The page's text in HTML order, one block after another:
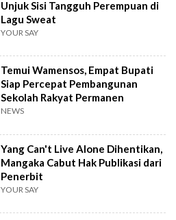
Unjuk Sisi Tangguh Perempuan di
Lagu Sweat
YOUR SAY
Temui Wamensos, Empat Bupati
Siap Percepat Pembangunan
Sekolah Rakyat Permanen
NEWS
Yang Can't Live Alone Dihentikan,
Mangaka Cabut Hak Publikasi dari
Penerbit
YOUR SAY